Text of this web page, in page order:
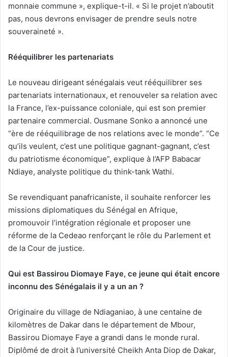
monnaie commune », explique-t-il. « Si le projet n’aboutit
pas, nous devrons envisager de prendre seuls notre
souveraineté ».
Rééquilibrer les partenariats
Le nouveau dirigeant sénégalais veut rééquilibrer ses
partenariats internationaux, et renouveler sa relation avec
la France, l’ex-puissance coloniale, qui est son premier
partenaire commercial. Ousmane Sonko a annoncé une
“ère de rééquilibrage de nos relations avec le monde”. “Ce
qu’ils veulent, c’est une politique gagnant-gagnant, c’est
du patriotisme économique”, explique à l’AFP Babacar
Ndiaye, analyste politique du think-tank Wathi.
Se revendiquant panafricaniste, il souhaite renforcer les
missions diplomatiques du Sénégal en Afrique,
promouvoir l’intégration régionale et proposer une
réforme de la Cedeao renforçant le rôle du Parlement et
de la Cour de justice.
Qui est Bassirou Diomaye Faye, ce jeune qui était encore
inconnu des Sénégalais il y a un an ?
Originaire du village de Ndiaganiao, à une centaine de
kilomètres de Dakar dans le département de Mbour,
Bassirou Diomaye Faye a grandi dans le monde rural.
Diplômé de droit à l’université Cheikh Anta Diop de Dakar,